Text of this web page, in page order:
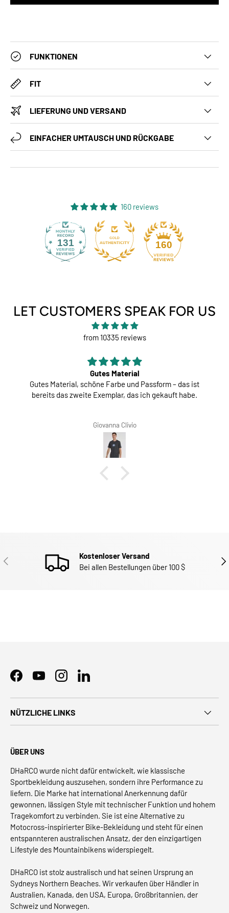
FUNKTIONEN
FIT
LIEFERUNG UND VERSAND
EINFACHER UMTAUSCH UND RÜCKGABE
160 reviews
131 160
LET CUSTOMERS SPEAK FOR US
from 10335 reviews
Gutes Material
Gutes Material, schöne Farbe und Passform – das ist
bereits das zweite Exemplar, das ich gekauft habe.
Giovanna Clivio
ZURÜCK
Kostenloser Versand
Bei allen Bestellungen über 100 $
FacebookYouTubeInstagramLinkedIn
NÜTZLICHE LINKS
ÜBER UNS
DHaRCO wurde nicht dafür entwickelt, wie klassische
Sportbekleidung auszusehen, sondern ihre Performance zu
liefern. Die Marke hat international Anerkennung dafür
gewonnen, lässigen Style mit technischer Funktion und hohem
Tragekomfort zu verbinden. Sie ist eine Alternative zu
Motocross-inspirierter Bike-Bekleidung und steht für einen
entspannteren australischen Ansatz, der den einzigartigen
Lifestyle des Mountainbikens widerspiegelt.
DHaRCO ist stolz australisch und hat seinen Ursprung an
Sydneys Northern Beaches. Wir verkaufen über Händler in
Australien, Kanada, den USA, Europa, Großbritannien, der
Schweiz und Norwegen.